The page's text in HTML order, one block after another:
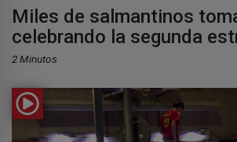
Miles de salmantinos
celebrando la segunda
2 Minutos